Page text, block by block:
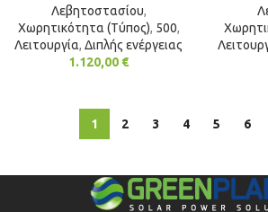
Λεβητοστασίου,
Χωρητικότητα (Τύπος), 500,
Λειτουργία, Διπλής ενέργειας
1.120,00 €
1 2 3 4 5 6